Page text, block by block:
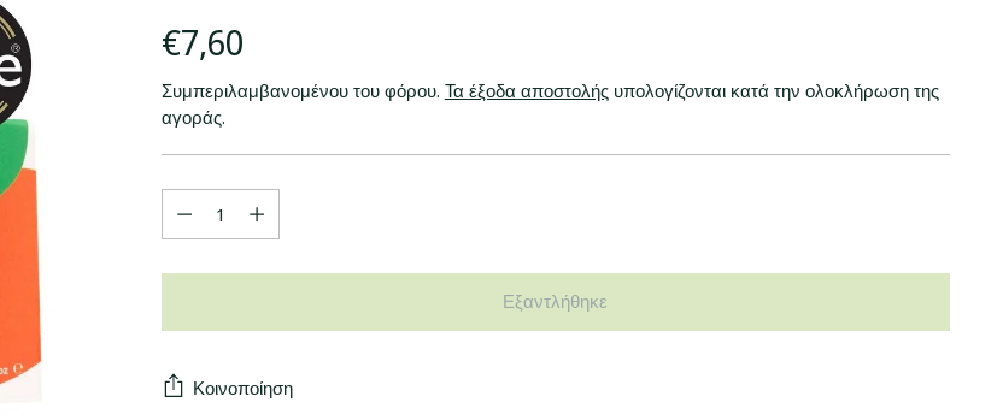
Κανονική
τιμή
€7,60
Συμπεριλαμβανομένου του φόρου. Τα έξοδα αποστολήςυπολογίζονται κατά την ολοκλήρωση της
αγοράς.
Ποσότητα
Εξαντλήθηκε
Κοινοποίηση